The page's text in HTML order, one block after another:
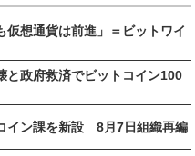
仮想通貨は前進」＝ビットワイ
と政府救済でビットコイン100
イン課を新設 8月7日組織再編